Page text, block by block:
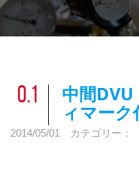
0.1
0.2
中間
ィマーク
2014/05/01 カテゴリー：